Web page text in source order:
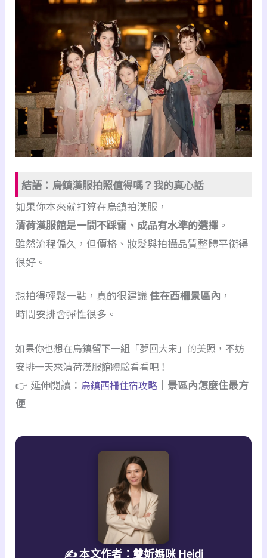
結語：烏鎮漢服拍照值得嗎？我的真心話
如果你本來就打算在烏鎮拍漢服，
清荷漢服館是一間不踩雷、成品有水準的選擇 。
雖然流程偏久，但價格、妝髮與拍攝品質整體平衡得
很好。
想拍得輕鬆一點，真的很建議住在西柵景區內 ，
時間安排會彈性很多。
如果你也想在烏鎮留下一組「夢回大宋」的美照，不妨
安排一天來清荷漢服館體驗看看吧！
👉 延伸閱讀： 烏鎮西柵住宿攻略 ｜景區內怎麼住最方
便
✍️ 本文作者：雙妡媽咪 Heidi